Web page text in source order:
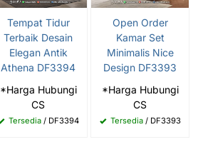
Tempat Tidur
Terbaik Desain
Elegan Antik
Athena DF3394
*Harga Hubungi
CS
Tersedia/ DF3394
Open Order
Kamar Set
Minimalis Nice
Design DF3393
*Harga Hubungi
CS
Tersedia/ DF3393